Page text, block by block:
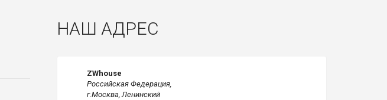
НАШ АДРЕС
ZWhouse
Российская Федерация,
г.Москва, Ленинский